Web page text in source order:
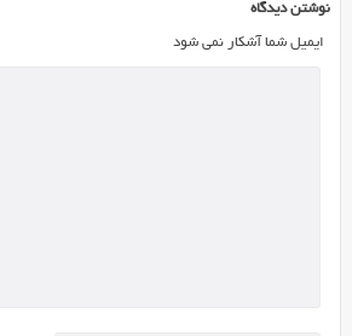
نوشتن دیدگاه
ایمیل شما آشکار نمی شود